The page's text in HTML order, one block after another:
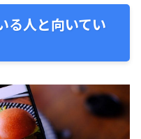
る人と向いてい